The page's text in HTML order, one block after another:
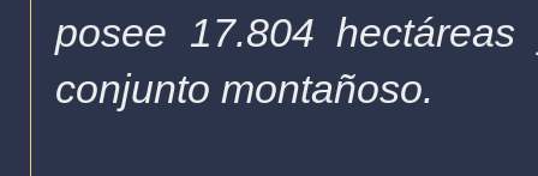
posee 17.804
conjunto montañoso.